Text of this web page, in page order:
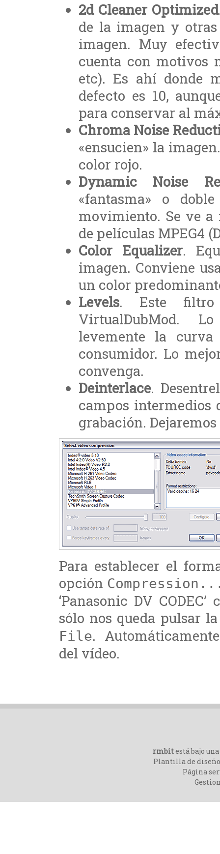
2d Cleaner Optimized
de la imagen y
imagen. Muy
cuenta con motivos
etc). Es ahí donde
defecto es 10,
para conservar al
Chroma Noise
«ensucien» la
color rojo.
Dynamic Noise
«fantasma» o
movimiento. Se ve a
de películas MPEG4
Color Equalizer.
imagen. Conviene
un color
Levels. Este filtro
VirtualDubMod.
levemente la
consumidor. Lo
convenga.
Deinterlace.
campos intermedios
grabación.
Para establecer el
opción
‘Panasonic DV
sólo nos queda pulsar
File.
del vídeo.
rmbitestá bajo una
Plantilla de
Página